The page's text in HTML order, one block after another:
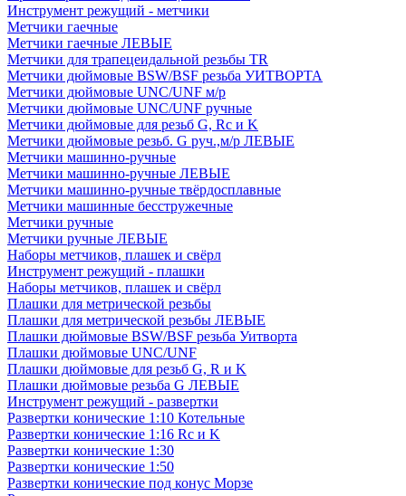
Инструмент режущий - метчики
Метчики гаечные
Метчики гаечные ЛЕВЫЕ
Метчики для трапецеидальной резьбы TR
Метчики дюймовые BSW/BSF резьба УИТВОРТА
Метчики дюймовые UNC/UNF м/р
Метчики дюймовые UNC/UNF ручные
Метчики дюймовые для резьб G, Rc и K
Метчики дюймовые резьб. G руч.,м/р ЛЕВЫЕ
Метчики машинно-ручные
Метчики машинно-ручные ЛЕВЫЕ
Метчики машинно-ручные твёрдосплавные
Метчики машинные бесстружечные
Метчики ручные
Метчики ручные ЛЕВЫЕ
Наборы метчиков, плашек и свёрл
Инструмент режущий - плашки
Наборы метчиков, плашек и свёрл
Плашки для метрической резьбы
Плашки для метрической резьбы ЛЕВЫЕ
Плашки дюймовые BSW/BSF резьба Уитворта
Плашки дюймовые UNC/UNF
Плашки дюймовые для резьб G, R и K
Плашки дюймовые резьба G ЛЕВЫЕ
Инструмент режущий - развертки
Развертки конические 1:10 Котельные
Развертки конические 1:16 Rc и K
Развертки конические 1:30
Развертки конические 1:50
Развертки конические под конус Морзе